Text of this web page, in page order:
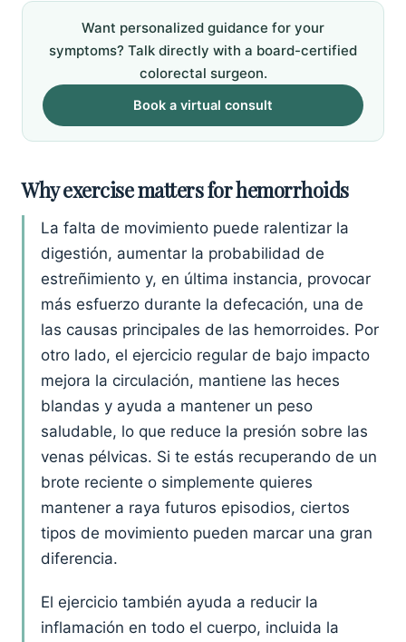
Want personalized guidance for your
symptoms? Talk directly with a board-certified
colorectal surgeon.
Book a virtual consult
Why exercise matters for hemorrhoids
La falta de movimiento puede ralentizar la
digestión, aumentar la probabilidad de
estreñimiento y, en última instancia, provocar
más esfuerzo durante la defecación, una de
las causas principales de las hemorroides. Por
otro lado, el ejercicio regular de bajo impacto
mejora la circulación, mantiene las heces
blandas y ayuda a mantener un peso
saludable, lo que reduce la presión sobre las
venas pélvicas. Si te estás recuperando de un
brote reciente o simplemente quieres
mantener a raya futuros episodios, ciertos
tipos de movimiento pueden marcar una gran
diferencia.
El ejercicio también ayuda a reducir la
inflamación en todo el cuerpo, incluida la